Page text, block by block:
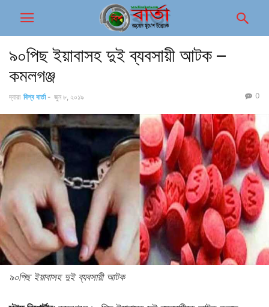
৯০পিছ ইয়াবাসহ দুই ব্যবসায়ী আটক –
কমলগঞ্জ
দ্বারা বিশ্ব বার্তা - জুন ৮, ২০১৯ 0
৯০পিছ ইয়াবাসহ দুই ব্যবসায়ী আটক